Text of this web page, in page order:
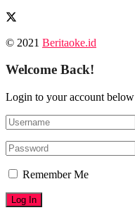
© 2021 Beritaoke.id
Welcome Back!
Login to your account below
Remember Me